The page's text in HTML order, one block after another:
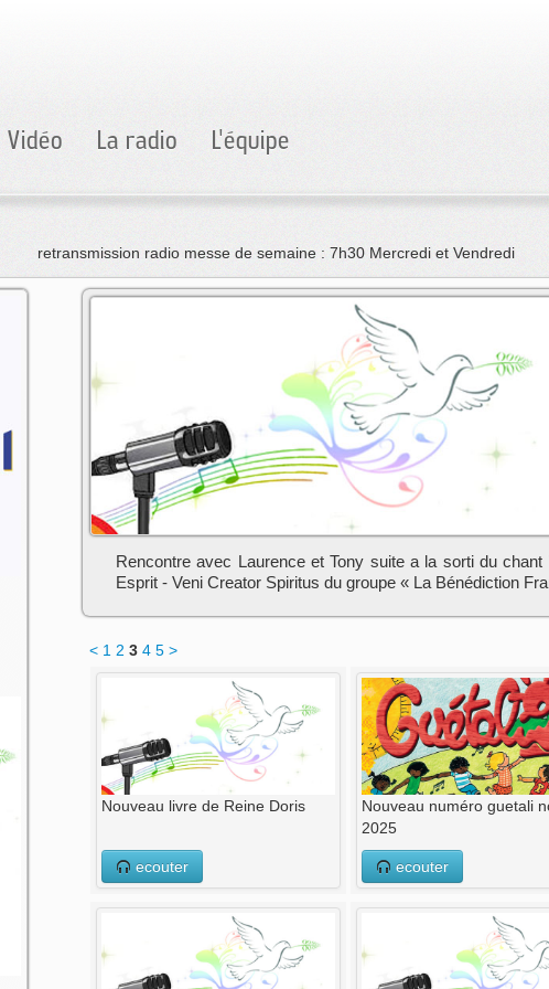
Vidéo La radio L'équipe
retransmission radio messe de semaine : 7h30 Mercredi et Vendredi
Rencontre avec Laurence et Tony suite a la sorti du chant
Esprit - Veni Creator Spiritus du groupe « La Bénédiction
< 1 2 3 4 5 >
Nouveau livre de Reine Doris
ecouter
Nouveau numéro guetali
2025
ecouter